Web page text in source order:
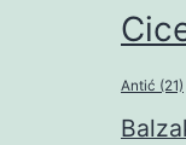
Antić (21)